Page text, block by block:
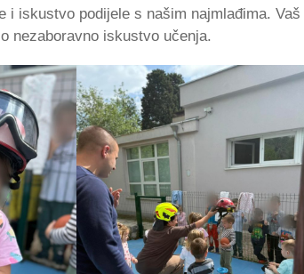
i iskustvo podijele s našim najmlađima. Vaš
nezaboravno iskustvo učenja.